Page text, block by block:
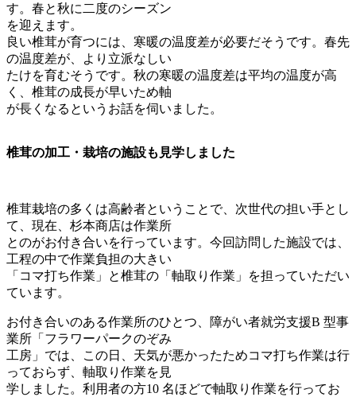
す。春と秋に二度のシーズン
を迎えます。
良い椎茸が育つには、寒暖の温度差が必要だそうです。春先
の温度差が、より立派なしい
たけを育むそうです。秋の寒暖の温度差は平均の温度が高
く、椎茸の成長が早いため軸
が長くなるというお話を伺いました。
椎茸の加工・栽培の施設も見学しました
椎茸栽培の多くは高齢者ということで、次世代の担い手とし
て、現在、杉本商店は作業所
とのがお付き合いを行っています。今回訪問した施設では、
工程の中で作業負担の大きい
「コマ打ち作業」と椎茸の「軸取り作業」を担っていただい
ています。
お付き合いのある作業所のひとつ、障がい者就労支援B 型事
業所「フラワーパークのぞみ
工房」では、この日、天気が悪かったためコマ打ち作業は行
っておらず、軸取り作業を見
学しました。利用者の方10 名ほどで軸取り作業を行ってお